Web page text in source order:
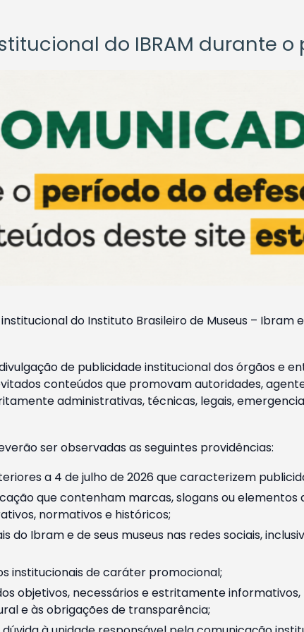
do IBRAM durante o
do Instituto Brasileiro de Museus –
de publicidade institucional dos órgãos e
conteúdos que promovam autoridades,
administrativas, técnicas, legais,
ser observadas as seguintes providências:
a 4 de julho de 2026 que caracterizem
que contenham marcas, slogans ou elementos
normativos e históricos;
Ibram e de seus museus nas redes sociais,
institucionais de caráter promocional;
objetivos, necessários e estritamente
e às obrigações de transparência;